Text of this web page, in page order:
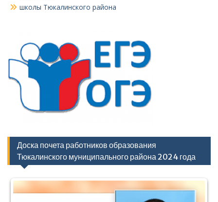
школы Тюкалинского района
Доска почета работников образования
Тюкалинского муниципального района 2024 года